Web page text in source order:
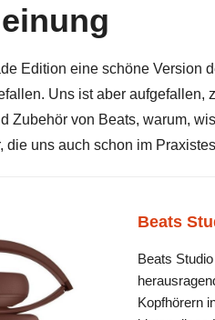
Edition eine schöne Version
Uns ist aber
Zubehör von Beats, warum,
die uns auch schon im
Beats
Beats
Kopfhörern